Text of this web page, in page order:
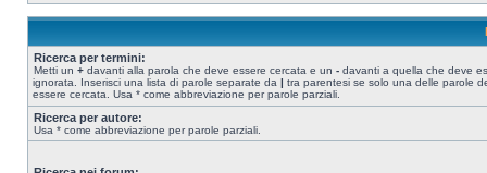
Ricerca per termini:
Metti un + davanti alla parola che deve essere cercata e un - davanti a quella che deve
ignorata. Inserisci una lista di parole separate da | tra parentesi se solo una delle parole
essere cercata. Usa * come abbreviazione per parole parziali.
Ricerca per autore:
Usa * come abbreviazione per parole parziali.